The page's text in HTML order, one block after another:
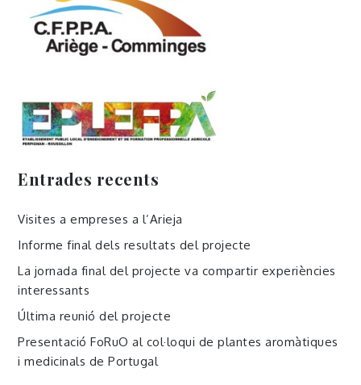
Entrades recents
Visites a empreses a l’Arieja
Informe final dels resultats del projecte
La jornada final del projecte va compartir experiències
interessants
Última reunió del projecte
Presentació FoRuO al col·loqui de plantes aromàtiques
i medicinals de Portugal